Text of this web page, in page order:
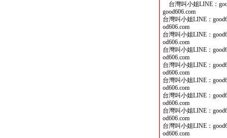
台灣叫小姐LINE：
good606.com
台灣叫小姐LINE：
od606.com
台灣叫小姐LINE：
od606.com
台灣叫小姐LINE：
od606.com
台灣叫小姐LINE：
od606.com
台灣叫小姐LINE：
od606.com
台灣叫小姐LINE：
od606.com
台灣叫小姐LINE：
od606.com
台灣叫小姐LINE：
od606.com